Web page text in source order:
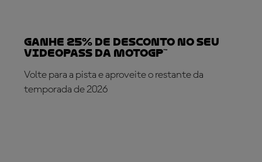
Ganhe 25% de desconto no seu
VideoPass da MotoGP™
Volte para a pista e aproveite o restante da
temporada de 2026